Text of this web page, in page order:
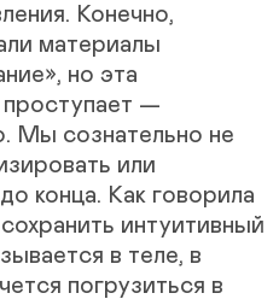
Конечно,
материалы
но эта
—
Мы сознательно не
или
конца. Как говорила
интуитивный
в теле, в
погрузиться в